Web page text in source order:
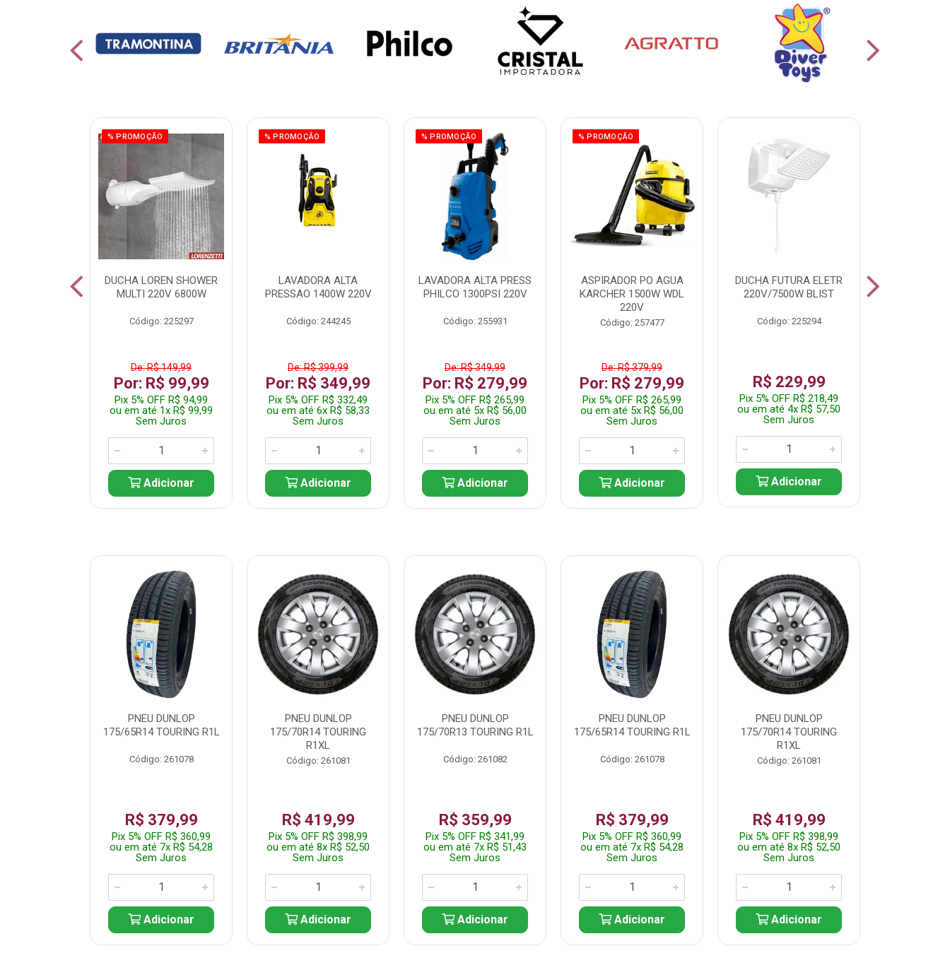
% PROMOÇÃO
DUCHA LOREN SHOWER
MULTI 220V 6800W
Código: 225297
De: R$ 149,99
Por: R$ 99,99
Pix 5% OFF R$ 94,99
ou em até 1x R$ 99,99
Sem Juros
Adicionar
% PROMOÇÃO
LAVADORA ALTA
PRESSAO 1400W 220V
Código: 244245
De: R$ 399,99
Por: R$ 349,99
Pix 5% OFF R$ 332,49
ou em até 6x R$ 58,33
Sem Juros
Adicionar
% PROMOÇÃO
LAVADORA ALTA PRESS
PHILCO 1300PSI 220V
Código: 255931
De: R$ 349,99
Por: R$ 279,99
Pix 5% OFF R$ 265,99
ou em até 5x R$ 56,00
Sem Juros
Adicionar
% PROMOÇÃO
ASPIRADOR PO AGUA
KARCHER 1500W WDL
220V
Código: 257477
De: R$ 379,99
Por: R$ 279,99
Pix 5% OFF R$ 265,99
ou em até 5x R$ 56,00
Sem Juros
Adicionar
DUCHA FUTURA ELETR
220V/7500W BLIST
Código: 225294
R$ 229,99
Pix 5% OFF R$ 218,49
ou em até 4x R$ 57,50
Sem Juros
Adicionar
PNEU DUNLOP
175/65R14 TOURING R1L
Código: 261078
R$ 379,99
Pix 5% OFF R$ 360,99
ou em até 7x R$ 54,28
Sem Juros
Adicionar
PNEU DUNLOP
175/70R14 TOURING
R1XL
Código: 261081
R$ 419,99
Pix 5% OFF R$ 398,99
ou em até 8x R$ 52,50
Sem Juros
Adicionar
PNEU DUNLOP
175/70R13 TOURING R1L
Código: 261082
R$ 359,99
Pix 5% OFF R$ 341,99
ou em até 7x R$ 51,43
Sem Juros
Adicionar
PNEU DUNLOP
175/65R14 TOURING R1L
Código: 261078
R$ 379,99
Pix 5% OFF R$ 360,99
ou em até 7x R$ 54,28
Sem Juros
Adicionar
PNEU DUNLOP
175/70R14 TOURING
R1XL
Código: 261081
R$ 419,99
Pix 5% OFF R$ 398,99
ou em até 8x R$ 52,50
Sem Juros
Adicionar